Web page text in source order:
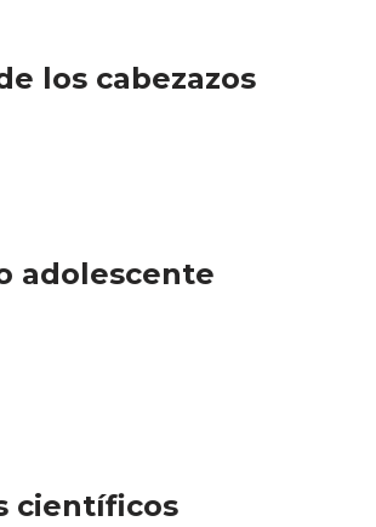
los cabezazos
adolescente
científicos